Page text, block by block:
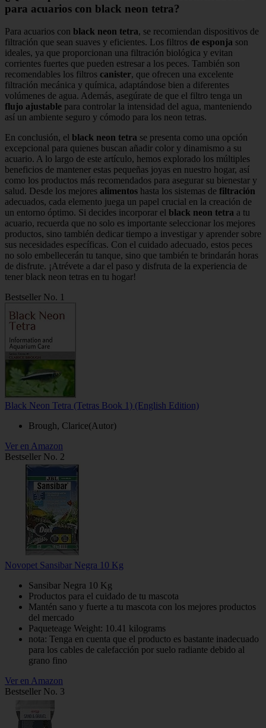
para acuarios con black neon tetra?
Para acuarios con black neon tetra, se recomiendan dispositivos de
filtración que sean suaves y eficientes. Los filtros de esponja son
ideales, ya que proporcionan una filtración biológica y evitan
corrientes fuertes que pueden estresar a los peces. También son
recomendables los filtros canister, que ofrecen una excelente
filtración mecánica y química, adaptándose bien a diferentes
volúmenes de agua. Además, asegúrate de que el filtro tenga un
flujo ajustable para controlar la intensidad del agua, manteniendo
así un ambiente seguro y cómodo para los neon tetras.
En conclusión, el black neon tetra se presenta como una opción
excepcional para quienes buscan añadir color y dinamismo a su
acuario. A lo largo de este artículo, hemos explorado los múltiples
beneficios de mantener estas pequeñas joyas en nuestro hogar, así
como los productos más recomendados para asegurar su bienestar y
salud. Desde los mejores alimentos hasta los sistemas de filtración
adecuados, cada elemento juega un papel crucial en la creación de
un entorno óptimo. Si decides incorporar el black neon tetra a tu
acuario, recuerda que no solo es importante seleccionar los mejores
productos, sino también dedicar tiempo a investigar y aprender sobre
sus necesidades específicas. Con el cuidado adecuado, estos peces
no solo embellecerán tu tanque, sino que también te brindarán horas
de disfrute. ¡Atrévete a dar el paso y disfruta de la experiencia de
tener black neon tetras en tu hogar!
Bestseller No. 1
Black Neon Tetra (Tetras Book 1) (English Edition)
Brough, Clarice(Autor)
Ver en Amazon
Bestseller No. 2
Novopet Sansibar Negra 10 Kg
Sansibar Negra 10 Kg
Productos para el cuidado de tu mascota
Mantén sano y fuerte a tu mascota con los mejores productos
del mercado
Paqueteage Weight: 10.41 kilograms
nota: Tenga en cuenta que el producto es bastante inadecuado
para los cables de calefacción por suelo radiante debido al
grano fino
Ver en Amazon
Bestseller No. 3